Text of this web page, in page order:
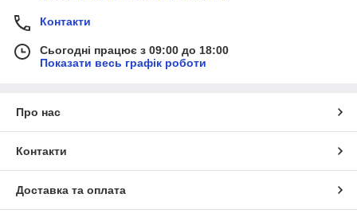
Контакти
Сьогодні працює з 09:00 до 18:00
Показати весь графік роботи
Про нас
Контакти
Доставка та оплата